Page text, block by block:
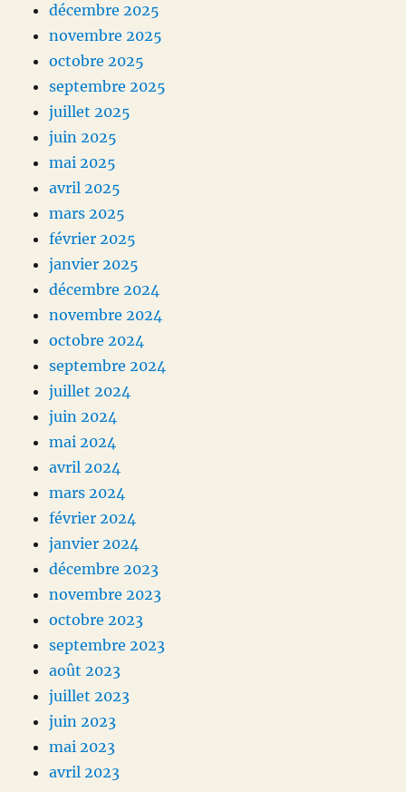
décembre 2025
novembre 2025
octobre 2025
septembre 2025
juillet 2025
juin 2025
mai 2025
avril 2025
mars 2025
février 2025
janvier 2025
décembre 2024
novembre 2024
octobre 2024
septembre 2024
juillet 2024
juin 2024
mai 2024
avril 2024
mars 2024
février 2024
janvier 2024
décembre 2023
novembre 2023
octobre 2023
septembre 2023
août 2023
juillet 2023
juin 2023
mai 2023
avril 2023